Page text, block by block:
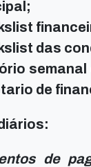
das
de
de